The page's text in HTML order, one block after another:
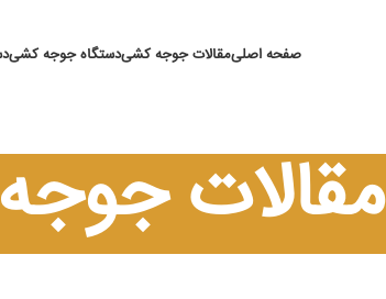
صفحه اصلیمقالات جوجه کشیدستگاه جوجه کشی
مقالات